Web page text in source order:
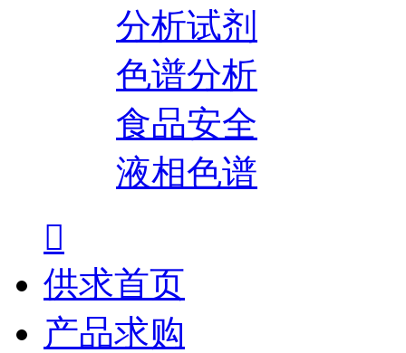
分析试剂
色谱分析
食品安全
液相色谱

供求首页
产品求购